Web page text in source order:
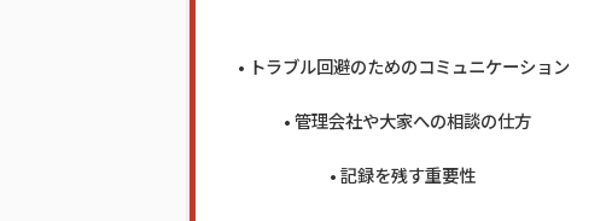
トラブル回避のためのコミュニケーション
管理会社や大家への相談の仕方
記録を残す重要性